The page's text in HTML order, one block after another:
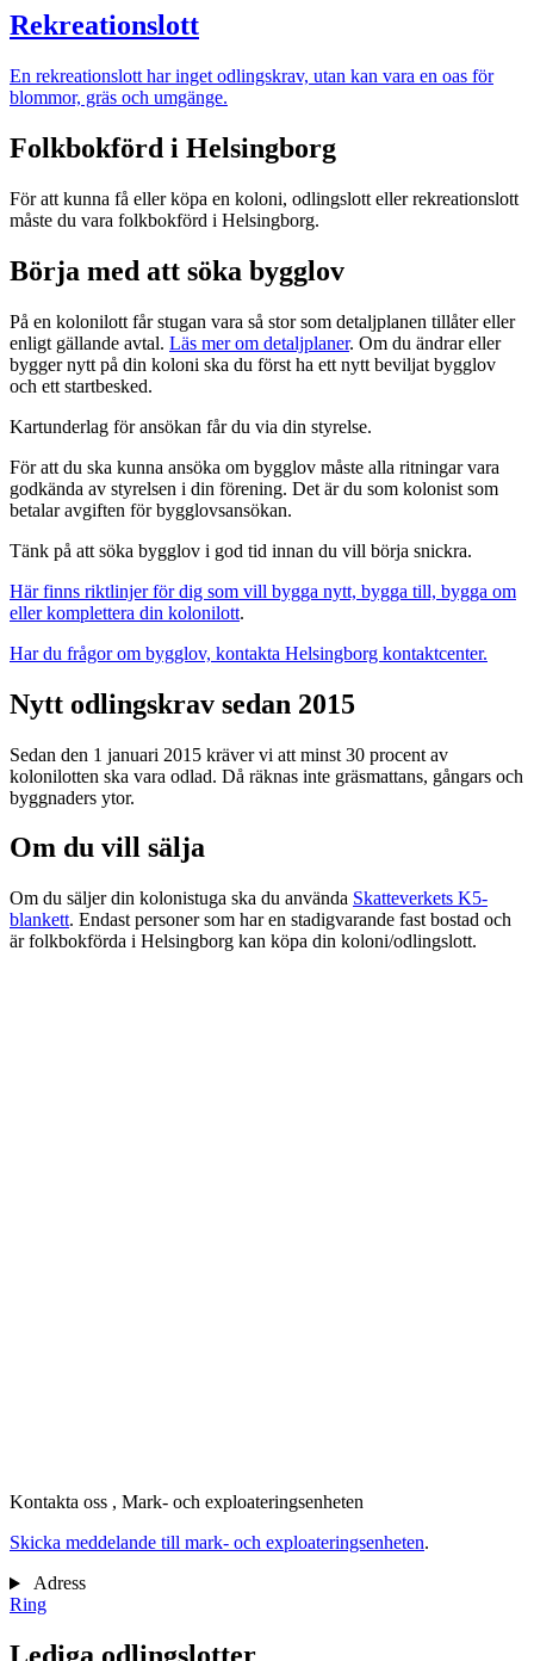
Rekreationslott
En rekreationslott har inget odlingskrav, utan kan vara en oas för
blommor, gräs och umgänge.
Folkbokförd i Helsingborg
För att kunna få eller köpa en koloni, odlingslott eller rekreationslott
måste du vara folkbokförd i Helsingborg.
Börja med att söka bygglov
På en kolonilott får stugan vara så stor som detaljplanen tillåter eller
enligt gällande avtal. Läs mer om detaljplaner. Om du ändrar eller
bygger nytt på din koloni ska du först ha ett nytt beviljat bygglov
och ett startbesked.
Kartunderlag för ansökan får du via din styrelse.
För att du ska kunna ansöka om bygglov måste alla ritningar vara
godkända av styrelsen i din förening. Det är du som kolonist som
betalar avgiften för bygglovsansökan.
Tänk på att söka bygglov i god tid innan du vill börja snickra.
Här finns riktlinjer för dig som vill bygga nytt, bygga till, bygga om
eller komplettera din kolonilott.
Har du frågor om bygglov, kontakta Helsingborg kontaktcenter.
Nytt odlingskrav sedan 2015
Sedan den 1 januari 2015 kräver vi att minst 30 procent av
kolonilotten ska vara odlad. Då räknas inte gräsmattans, gångars och
byggnaders ytor.
Om du vill sälja
Om du säljer din kolonistuga ska du använda Skatteverkets K5-
blankett. Endast personer som har en stadigvarande fast bostad och
är folkbokförda i Helsingborg kan köpa din koloni/odlingslott.
Kontakta oss , Mark- och exploateringsenheten
Skicka meddelande till mark- och exploateringsenheten.
Adress
Ring